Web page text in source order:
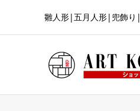
雛人形|五月人形|兜飾